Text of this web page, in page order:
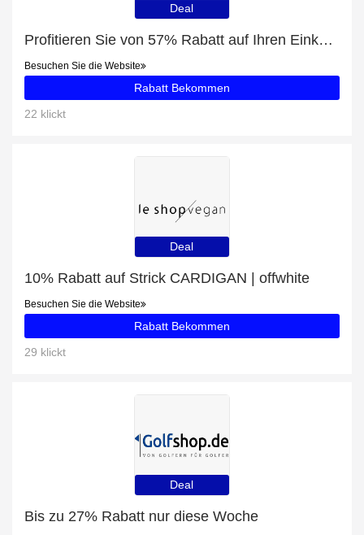
Deal
Profitieren Sie von 57% Rabatt auf Ihren Einkauf und erhalten Sie ein kostenloses Geschenk
Besuchen Sie die Website
Rabatt Bekommen
22 klickt
Deal
10% Rabatt auf Strick CARDIGAN | offwhite
Besuchen Sie die Website
Rabatt Bekommen
29 klickt
Deal
Bis zu 27% Rabatt nur diese Woche